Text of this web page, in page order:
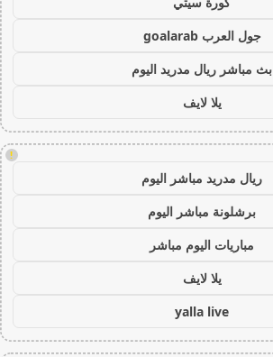
جول العرب goalarab
بث مباشر ريال مدريد اليوم
يلا لايف
!
ريال مدريد مباشر اليوم
برشلونة مباشر اليوم
مباريات اليوم مباشر
يلا لايف
yalla live